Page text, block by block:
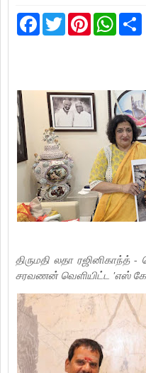
F
T
w
P
s
t
W
p
திருமதி லதா ரஜினிகாந்த்
சரவணன் வெளியிட்ட 'எஸ் கே